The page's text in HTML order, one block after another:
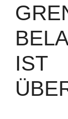
IST